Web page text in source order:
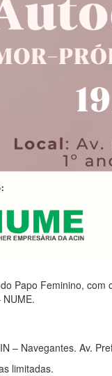
Papo Feminino,
– Navegantes. Av.
limitadas.